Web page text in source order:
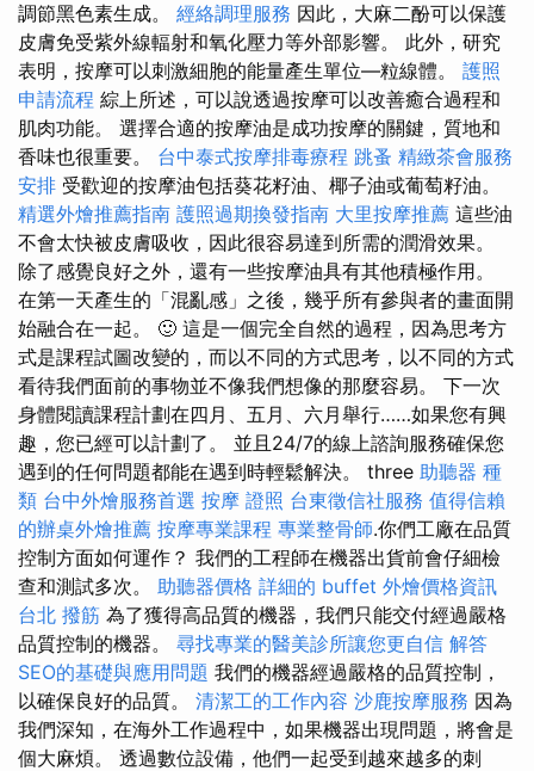
調節黑色素生成。 經絡調理服務 因此，大麻二酚可以保護
皮膚免受紫外線輻射和氧化壓力等外部影響。 此外，研究
表明，按摩可以刺激細胞的能量產生單位—粒線體。 護照
申請流程 綜上所述，可以說透過按摩可以改善癒合過程和
肌肉功能。 選擇合適的按摩油是成功按摩的關鍵，質地和
香味也很重要。 台中泰式按摩排毒療程 跳蚤 精緻茶會服務
安排 受歡迎的按摩油包括葵花籽油、椰子油或葡萄籽油。
精選外燴推薦指南 護照過期換發指南 大里按摩推薦 這些油
不會太快被皮膚吸收，因此很容易達到所需的潤滑效果。
除了感覺良好之外，還有一些按摩油具有其他積極作用。
在第一天產生的「混亂感」之後，幾乎所有參與者的畫面開
始融合在一起。 🙂 這是一個完全自然的過程，因為思考方
式是課程試圖改變的，而以不同的方式思考，以不同的方式
看待我們面前的事物並不像我們想像的那麼容易。 下一次
身體閱讀課程計劃在四月、五月、六月舉行……如果您有興
趣，您已經可以計劃了。 並且24/7的線上諮詢服務確保您
遇到的任何問題都能在遇到時輕鬆解決。 three 助聽器 種
類 台中外燴服務首選 按摩 證照 台東徵信社服務 值得信賴
的辦桌外燴推薦 按摩專業課程 專業整骨師.你們工廠在品質
控制方面如何運作？ 我們的工程師在機器出貨前會仔細檢
查和測試多次。 助聽器價格 詳細的 buffet 外燴價格資訊
台北 撥筋 為了獲得高品質的機器，我們只能交付經過嚴格
品質控制的機器。 尋找專業的醫美診所讓您更自信 解答
SEO的基礎與應用問題 我們的機器經過嚴格的品質控制，
以確保良好的品質。 清潔工的工作內容 沙鹿按摩服務 因為
我們深知，在海外工作過程中，如果機器出現問題，將會是
個大麻煩。 透過數位設備，他們一起受到越來越多的刺